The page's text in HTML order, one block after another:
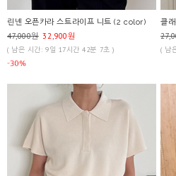
린넨 오픈카라 스트라이프 니트 (2 color)
47,000원 32,900원
( 남은 시간: 9일 17시간 42분 7초 )
클
( 남